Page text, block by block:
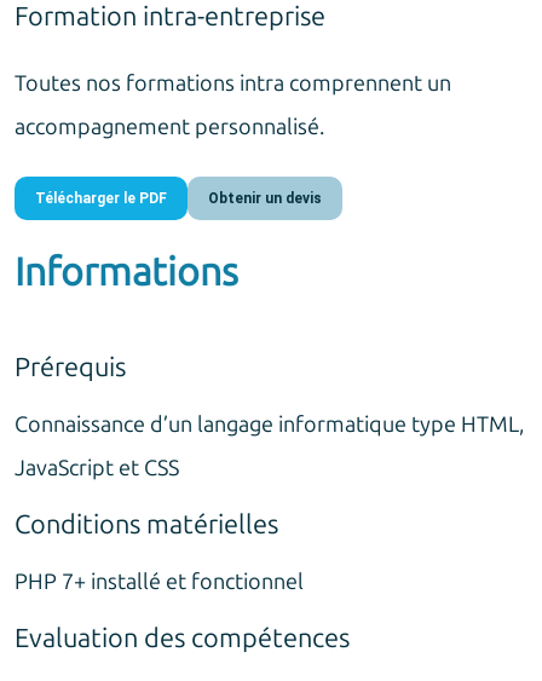
Formation intra-entreprise
Toutes nos formations intra comprennent un
accompagnement personnalisé.
Télécharger le PDF Obtenir un devis
Informations
Prérequis
Connaissance d’un langage informatique type HTML,
JavaScript et CSS
Conditions matérielles
PHP 7+ installé et fonctionnel
Evaluation des compétences